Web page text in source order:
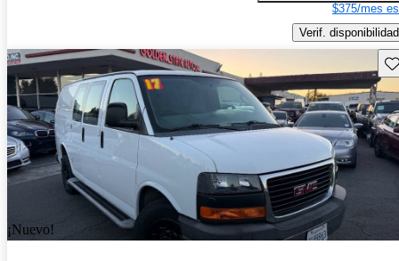
$375/mes
Verif. disponibilidad
¡Nuevo!